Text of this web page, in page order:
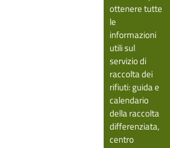
ottenere tutte
le
informazioni
utili sul
servizio di
raccolta dei
rifiuti: guida e
calendario
della raccolta
differenziata,
centro